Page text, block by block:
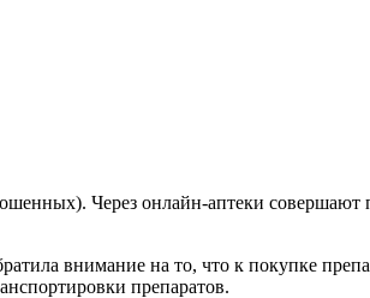
Через онлайн-аптеки совершают
внимание на то, что к покупке
препаратов.